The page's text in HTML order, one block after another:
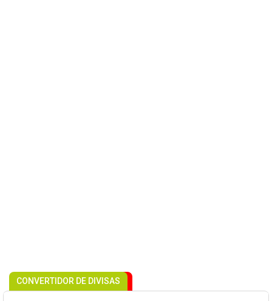
CONVERTIDOR DE DIVISAS